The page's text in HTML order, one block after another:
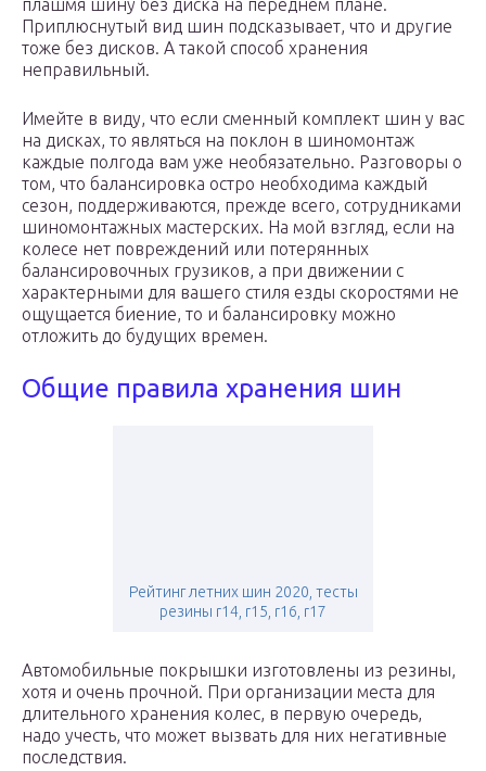
плашмя шину без диска на переднем плане.
Приплюснутый вид шин подсказывает, что и другие
тоже без дисков. А такой способ хранения
неправильный.
Имейте в виду, что если сменный комплект шин у вас
на дисках, то являться на поклон в шиномонтаж
каждые полгода вам уже необязательно. Разговоры о
том, что балансировка остро необходима каждый
сезон, поддерживаются, прежде всего, сотрудниками
шиномонтажных мастерских. На мой взгляд, если на
колесе нет повреждений или потерянных
балансировочных грузиков, а при движении с
характерными для вашего стиля езды скоростями не
ощущается биение, то и балансировку можно
отложить до будущих времен.
Общие правила хранения шин
Рейтинг летних шин 2020, тесты
резины r14, r15, r16, r17
Автомобильные покрышки изготовлены из резины,
хотя и очень прочной. При организации места для
длительного хранения колес, в первую очередь,
надо учесть, что может вызвать для них негативные
последствия.